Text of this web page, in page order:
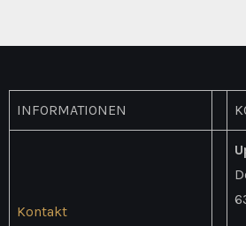
auf.
Optionen
Produktseite
INFORMATIONEN
Kontakt